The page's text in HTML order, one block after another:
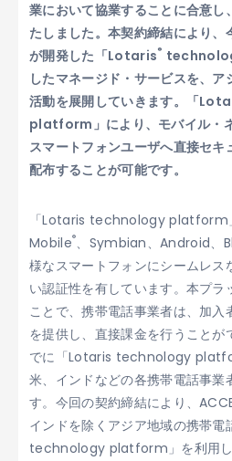
業において協業することに合意し
たしました。本契約締結により
が開発した「Lotaris®
したマネージド・サービスを、ア
活動を展開していきます。「
platform」により、モバイル・ネ
スマートフォンユーザへ直接セキ
配布することが可能です。
「Lotaris technology platform
Mobile®、Symbian、Android、
様なスマートフォンにシームレス
い認証性を有しています。本プラ
ことで、携帯電話事業者は、加入
を提供し、直接課金を行うこと
でに「Lotaris technology
米、インドなどの各携帯電話事業
す。今回の契約締結により、
インドを除くアジア地域の携帯
technology platform」を利用し